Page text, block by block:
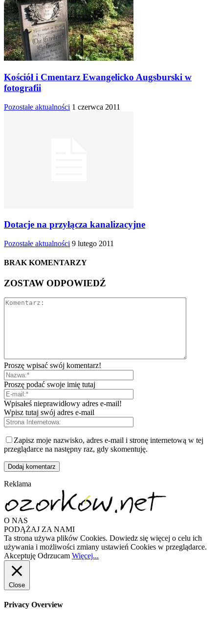
Kościół i Cmentarz Ewangelicko Augsburski w
fotografii
Pozostałe aktualności 1 czerwca 2011
Dotacje na przyłącza kanalizacyjne
Pozostałe aktualności 9 lutego 2011
BRAK KOMENTARZY
ZOSTAW ODPOWIEDŹ
Proszę wpisać swój komentarz!
Proszę podać swoje imię tutaj
Wpisałeś nieprawidłowy adres e-mail!
Wpisz tutaj swój adres e-mail
Zapisz moje nazwisko, adres e-mail i stronę internetową w tej
przeglądarce na następny raz, gdy skomentuję.
Reklama
O NAS
PODĄŻAJ ZA NAMI
Ta strona używa plików Cookies. Dowiedz się więcej o celu ich
używania i możliwości zmiany ustawień Cookies w przeglądarce.
Akceptuję Odrzucam Więcej...
Close
Privacy Overview